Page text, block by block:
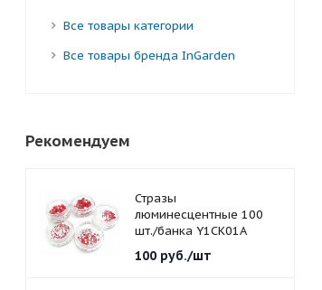
Все товары категории
Все товары бренда InGarden
Рекомендуем
Стразы
люминесцентные 100
шт./банка Y1CK01A
красные 1,5 мм.
100руб./шт